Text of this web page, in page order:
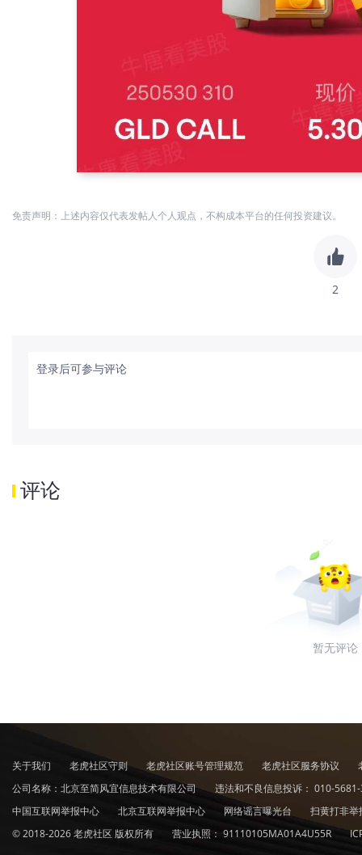
免责声明：上述内容仅代表发帖人个人观点，不构成本平台的任何投资建议。
2
登录后可参与评论
评论
暂无评论
关于我们 老虎社区守则 老虎社区账号管理规范 老虎社区服务协议
公司名称：北京至简风宜信息技术有限公司
违法和不良信息投诉： 010-
中国互联网举报中心
北京互联网举报中心 网络谣言曝光台
扫黄打非
© 2018-2026 老虎社区 版权所有
营业执照： 91110105MA01A4U55R